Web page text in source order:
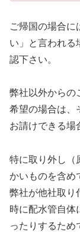
ご帰国の場合に
い」と言われる
認下さい。
弊社以外からの
希望の場合は、
お請けできる場
特に取り外し（
かいものを含め
弊社が他社取り
時に配水管自体
ったりするため